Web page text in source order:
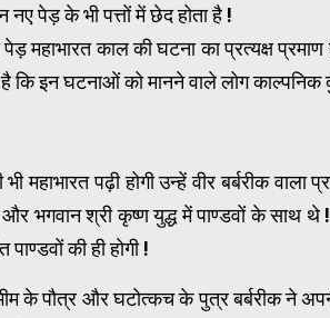
नए पेड़ के भी पत्तों में छेद होता है !
महाभारत काल की घटना का प्रत्यक्ष
कि इन घटनाओं को मानने वाले लोग काल्पनिक
भी महाभारत पढ़ी होगी उन्हें वीर बर्बरीक
और भगवान श्री कृष्ण युद्ध में पाण्डवों के साथ
की ही होगी !
के पौत्र और घटोत्कच के पुत्र बर्बरीक ने